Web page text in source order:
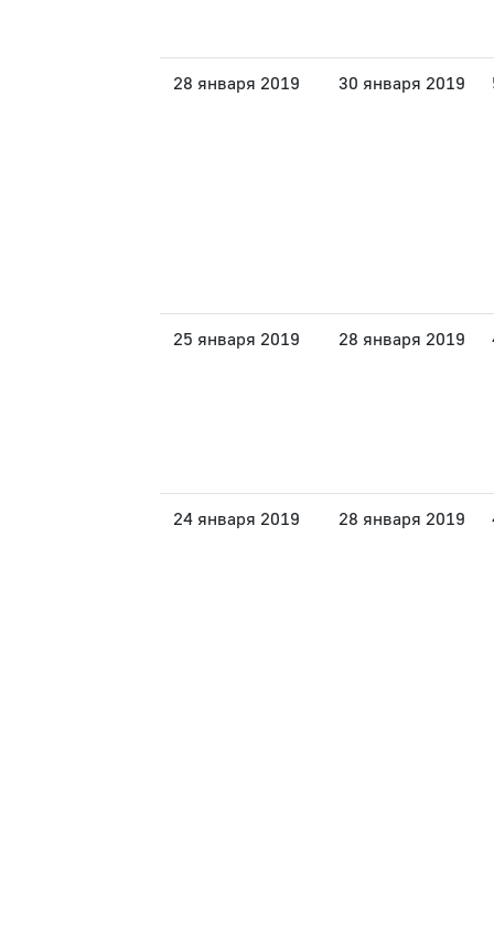
28 января 2019 30 января 2019
25 января 2019 28 января 2019
24 января 2019 28 января 2019